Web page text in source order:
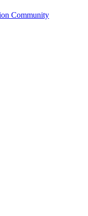
Community